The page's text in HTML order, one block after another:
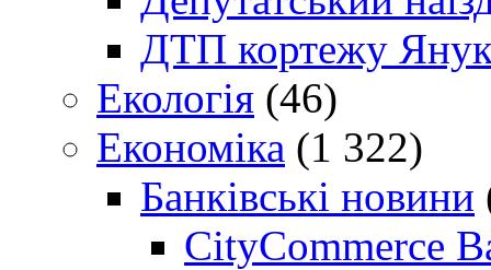
ДТП кортежу
Екологія (46)
Економіка (1 322)
Банківські новини
CityCommerce